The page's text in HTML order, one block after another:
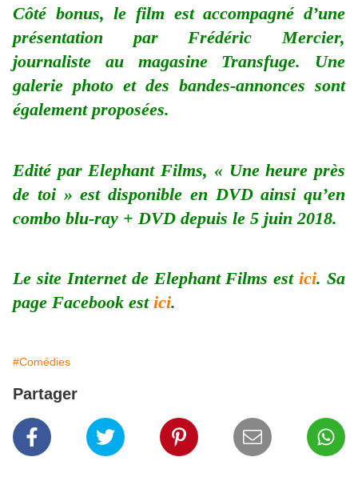
Côté bonus, le film est accompagné d’une
présentation par Frédéric Mercier,
journaliste au magasine Transfuge. Une
galerie photo et des bandes-annonces sont
également proposées.
Edité par Elephant Films, « Une heure près
de toi » est disponible en DVD ainsi qu’en
combo blu-ray + DVD depuis le 5 juin 2018.
Le site Internet de Elephant Films estici. Sa
page Facebook est ici.
#Comédies
Partager